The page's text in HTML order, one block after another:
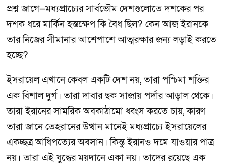
প্রশ্ন জাগে—মধ্যপ্রাচ্যের সার্বভৌম দেশগুলোতে দশকের পর
দশক ধরে মার্কিন হস্তক্ষেপ কি বৈধ ছিল? কেন আজ ইরানকে
তার নিজের সীমানার আশেপাশে আত্মরক্ষার জন্য লড়াই করতে
হচ্ছে?
ইসরায়েল এখানে কেবল একটি দেশ নয়, তারা পশ্চিমা শক্তির
এক বিশাল দুর্গ। তারা দাবার ছক সাজায় পর্দার আড়াল থেকে।
তারা ইরানের সামরিক অবকাঠামো ধ্বংস করতে চায়, কারণ
তারা জানে তেহরানের উত্থান মানেই মধ্যপ্রাচ্যে ইসরায়েলের
একচ্ছত্র আধিপত্যের অবসান। কিন্তু ইরানও দমে যাওয়ার পাত্র
নয়। তারা এই যুদ্ধের ময়দানে একা নয়। তাদের রয়েছে এক